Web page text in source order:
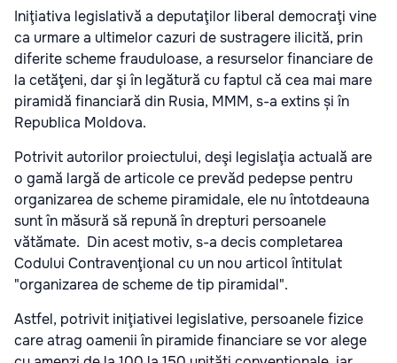
Iniţiativa legislativă a deputaţilor liberal democraţi vine
ca urmare a ultimelor cazuri de sustragere ilicită, prin
diferite scheme frauduloase, a resurselor financiare de
la cetăţeni, dar şi în legătură cu faptul că cea mai mare
piramidă financiară din Rusia, MMM, s-a extins și în
Republica Moldova.
Potrivit autorilor proiectului, deşi legislaţia actuală are
o gamă largă de articole ce prevăd pedepse pentru
organizarea de scheme piramidale, ele nu întotdeauna
sunt în măsură să repună în drepturi persoanele
vătămate. Din acest motiv, s-a decis completarea
Codului Contravenţional cu un nou articol întitulat
"organizarea de scheme de tip piramidal".
Astfel, potrivit iniţiativei legislative, persoanele fizice
care atrag oamenii în piramide financiare se vor alege